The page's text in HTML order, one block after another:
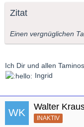
Zitat
Einen vergnüglichen
Ich Dir und allen
Ingrid
Walter
INAKTIV